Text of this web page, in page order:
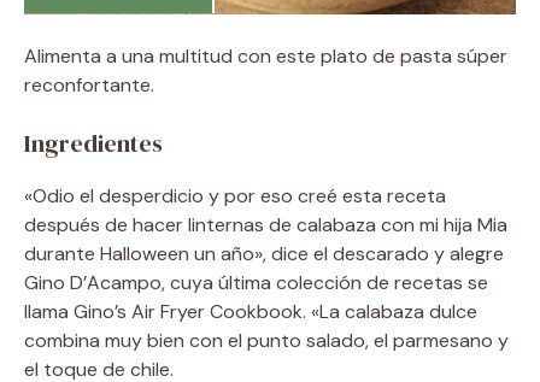
Alimenta a una multitud con este plato de pasta súper
reconfortante.
Ingredientes
«Odio el desperdicio y por eso creé esta receta
después de hacer linternas de calabaza con mi hija Mia
durante Halloween un año», dice el descarado y alegre
Gino D’Acampo, cuya última colección de recetas se
llama Gino’s Air Fryer Cookbook. «La calabaza dulce
combina muy bien con el punto salado, el parmesano y
el toque de chile.